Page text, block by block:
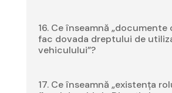
16. Ce înseamnă „documente
fac dovada dreptului de
vehiculului”?
17. Ce înseamnă „existența